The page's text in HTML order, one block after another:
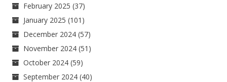
February 2025 (37)
January 2025 (101)
December 2024 (57)
November 2024 (51)
October 2024 (59)
September 2024 (40)